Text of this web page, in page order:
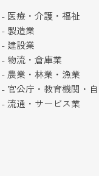
- 医療・介護・福祉
- 製造業
- 建設業
- 物流・倉庫業
- 農業・林業・漁業
- 官公庁・教育機関・
- 流通・サービス業